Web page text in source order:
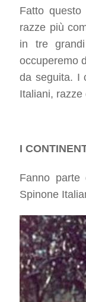
Fatto
razze più
in tre
occuperemo
da seguita. I
Italiani,
I
Fanno
Spinone